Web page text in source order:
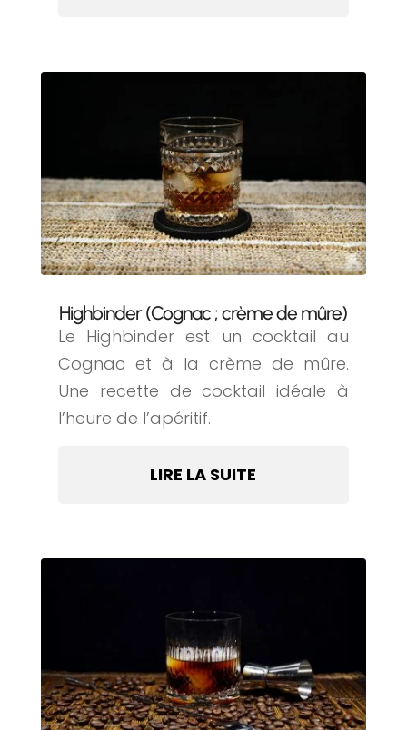
Highbinder (Cognac ; crème de mûre)
Le Highbinder est un cocktail au
Cognac et à la crème de mûre.
Une recette de cocktail idéale à
l’heure de l’apéritif.
LIRE LA SUITE